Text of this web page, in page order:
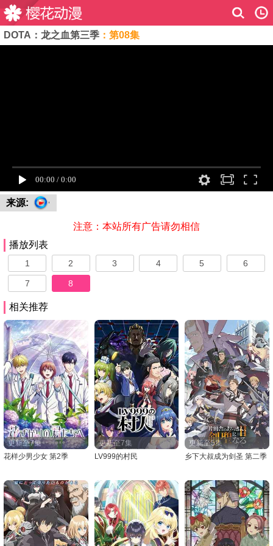
DOTA：龙之血第三季 ：第08集
来源:
注意：本站所有广告请勿相信
播放列表
1 2 3 4 5 6
7 8
相关推荐
更新至7集
花样少男少女 第2季
更新至7集
LV999的村民
更新至5集
乡下大叔成为剑圣 第二季